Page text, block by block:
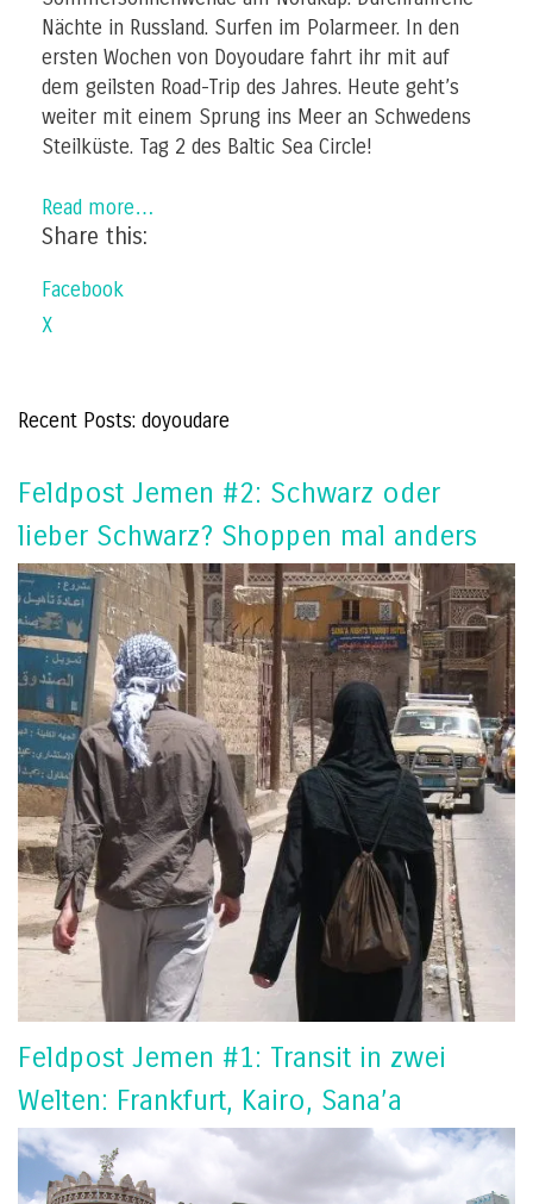
Nächte in Russland. Surfen im Polarmeer. In den
ersten Wochen von Doyoudare fahrt ihr mit auf
dem geilsten Road-Trip des Jahres. Heute geht’s
weiter mit einem Sprung ins Meer an Schwedens
Steilküste. Tag 2 des Baltic Sea Circle!
Read more…
Share this:
Facebook
X
Recent Posts: doyoudare
Feldpost Jemen #2: Schwarz oder
lieber Schwarz? Shoppen mal anders
Feldpost Jemen #1: Transit in zwei
Welten: Frankfurt, Kairo, Sana’a